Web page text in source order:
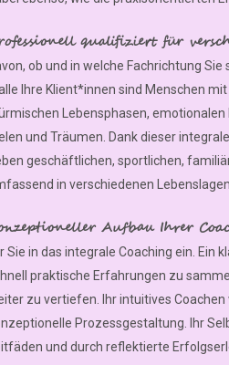
qualifiziert für
ob und in welche Fachrichtung
Ihre Klient*innen sind Menschen
Lebensphasen,
und Träumen. Dank dieser
geschäftlichen, sportlichen,
in verschiedenen
Aufbau Ihrer
Sie in das integrale Coaching ein. Ein
praktische Erfahrungen zu
zu vertiefen. Ihr intuitives
Prozessgestaltung. Ihr
und durch reflektierte